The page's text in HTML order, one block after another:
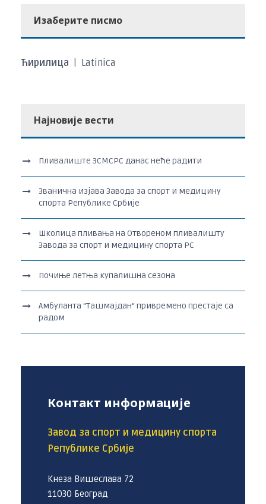
Изаберите писмо
Ћирилица Latinica
Најновије вести
Пливалиште ЗСМСРС данас неће радити
Званична изјава Завода за спорт и медицину
спорта Републике Србије
Школица пливања на Отвореном пливалишту
Завода за спорт и медицину спорта РС
Почиње летња купалишна сезона
Амбуланта “Ташмајдан“ привремено престаје са
радом
Контакт информације
Завод за спорт и медицину спорта
Републике Србије
Кнеза Вишеслава 72
11030 Београд